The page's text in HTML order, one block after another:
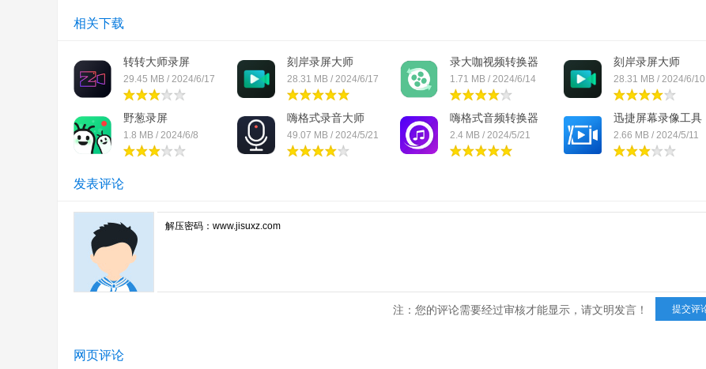
相关下载
转转大师录屏
29.45 MB / 2024/6/17
刻岸录屏大师
28.31 MB / 2024/6/17
录大咖视频转换器
1.71 MB / 2024/6/14
刻岸录屏大师
28.31 MB / 2024/6/10
野葱录屏
1.8 MB / 2024/6/8
嗨格式录音大师
49.07 MB / 2024/5/21
嗨格式音频转换器
2.4 MB / 2024/5/21
迅捷屏幕录像工具
2.66 MB / 2024/5/11
发表评论
注：您的评论需要经过审核才能显示，请文明发言！
网页评论